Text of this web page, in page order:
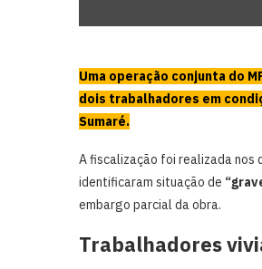
Uma operação conjunta do
dois trabalhadores em
Sumaré.
A fiscalização foi realizada nos
identificaram situação de
embargo parcial da obra.
Trabalhadores